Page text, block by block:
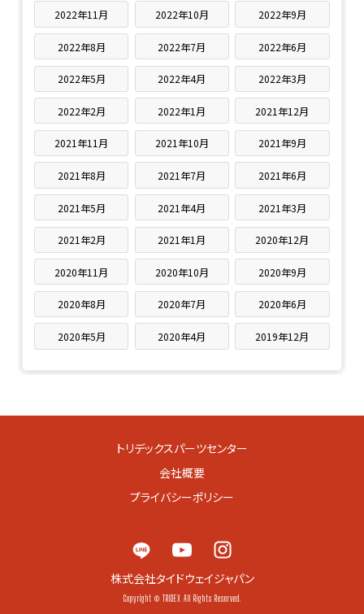
2022年11月 2022年10月 2022年9月
2022年8月 2022年7月 2022年6月
2022年5月 2022年4月 2022年3月
2022年2月 2022年1月 2021年12月
2021年11月 2021年10月 2021年9月
2021年8月 2021年7月 2021年6月
2021年5月 2021年4月 2021年3月
2021年2月 2021年1月 2020年12月
2020年11月 2020年10月 2020年9月
2020年8月 2020年7月 2020年6月
2020年5月 2020年4月 2019年12月
トリデックスパーツセンター
会社概要
プライバシーポリシー
株式会社タイドウェイジャパン
Copyright © TRIDEX All Rights Reserved.